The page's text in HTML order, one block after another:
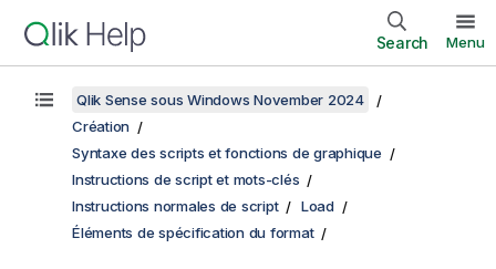
Search Menu
Qlik Sense sous Windows November 2024
Création
Syntaxe des scripts et fonctions de graphique
Instructions de script et mots-clés
Instructions normales de script
Load
Éléments de spécification du format